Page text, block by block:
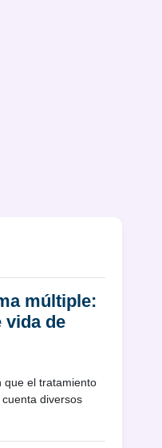
múltiple:
vida de
que el tratamiento
diversos